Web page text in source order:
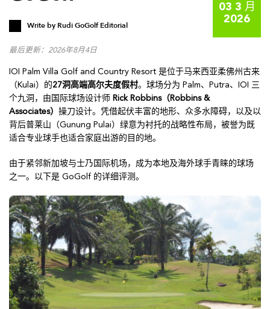
03 3 月
2026
Write by Rudi GoGolf Editorial
最后更新：2026年8月4日
IOI Palm Villa Golf and Country Resort 是位于马来西亚柔佛州古来
（Kulai）的27洞高端高尔夫度假村。球场分为 Palm、Putra、IOI 三
个九洞，由国际球场设计师 Rick Robbins（Robbins &
Associates） 操刀设计。凭借起伏丰富的地形、众多水障碍，以及以
背后普莱山（Gunung Pulai）绿意为衬托的战略性布局，被誉为既
适合专业球手也适合家庭出游的目的地。
由于紧邻新加坡与士乃国际机场，成为本地及海外球手青睐的球场
之一。以下是 GoGolf 的详细评测。